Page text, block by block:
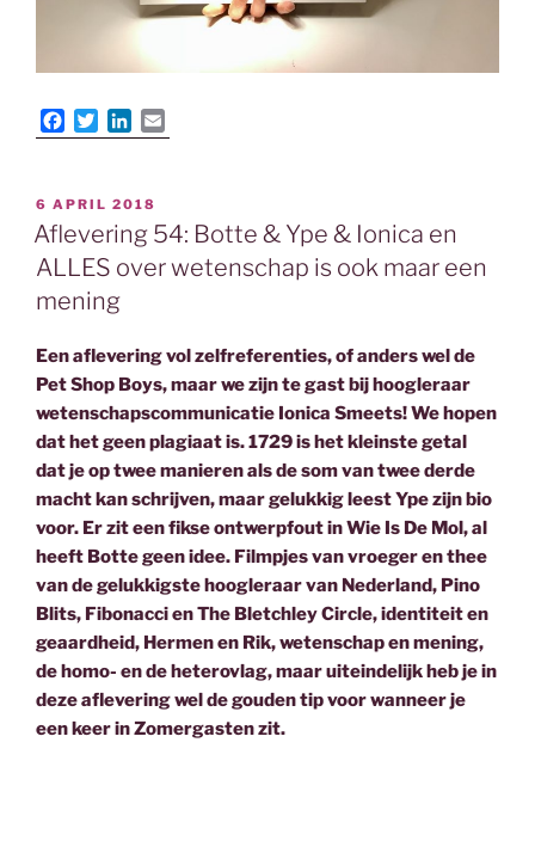
a
b
o
o
w
t
e
r
i
e
d
I
m
GEPLAATST
OP
6 APRIL 2018
Aflevering 54: Botte & Ype & Ionica en
ALLES over wetenschap is ook maar een
mening
Een aflevering vol zelfreferenties, of anders wel de
Pet Shop Boys, maar we zijn te gast bij hoogleraar
wetenschapscommunicatie Ionica Smeets! We hopen
dat het geen plagiaat is. 1729 is het kleinste getal
dat je op twee manieren als de som van twee derde
macht kan schrijven, maar gelukkig leest Ype zijn bio
voor. Er zit een fikse ontwerpfout in Wie Is De Mol, al
heeft Botte geen idee. Filmpjes van vroeger en thee
van de gelukkigste hoogleraar van Nederland, Pino
Blits, Fibonacci en The Bletchley Circle, identiteit en
geaardheid, Hermen en Rik, wetenschap en mening,
de homo- en de heterovlag, maar uiteindelijk heb je in
deze aflevering wel de gouden tip voor wanneer je
een keer in Zomergasten zit.